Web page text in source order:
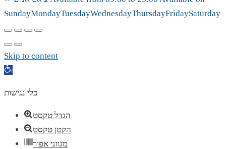
SundayMondayTuesdayWednesdayThursdayFridaySaturday
Skip to content
Open
כלי נגישות
הגדל טקסט
הקטן טקסט
מגווני אפור